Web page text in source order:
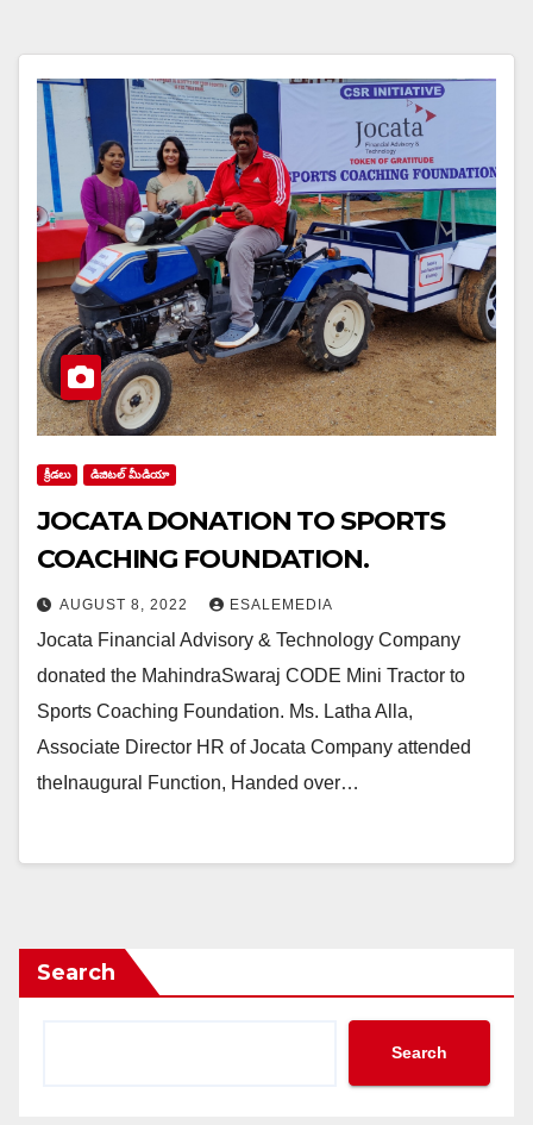
క్రీడలు డిజిటల్ మీడియా
JOCATA DONATION TO SPORTS
COACHING FOUNDATION.
AUGUST 8, 2022 ESALEMEDIA
Jocata Financial Advisory & Technology Company
donated the MahindraSwaraj CODE Mini Tractor to
Sports Coaching Foundation. Ms. Latha Alla,
Associate Director HR of Jocata Company attended
theInaugural Function, Handed over…
Search
Search